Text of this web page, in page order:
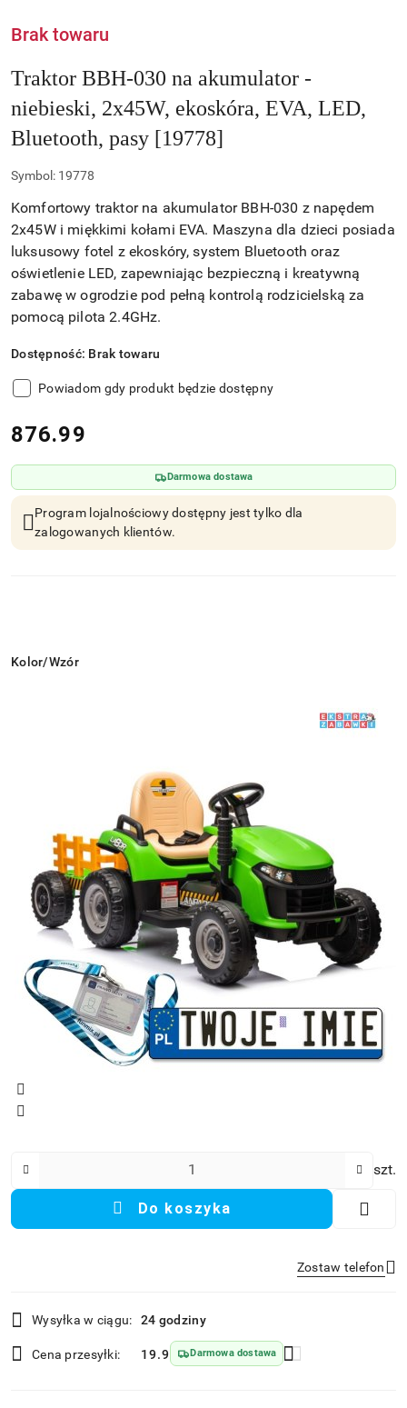
Brak towaru
Traktor BBH-030 na akumulator -
niebieski, 2x45W, ekoskóra, EVA, LED,
Bluetooth, pasy [19778]
Symbol: 19778
Komfortowy traktor na akumulator BBH-030 z napędem
2x45W i miękkimi kołami EVA. Maszyna dla dzieci posiada
luksusowy fotel z ekoskóry, system Bluetooth oraz
oświetlenie LED, zapewniając bezpieczną i kreatywną
zabawę w ogrodzie pod pełną kontrolą rodzicielską za
pomocą pilota 2.4GHz.
Dostępność: Brak towaru
Powiadom gdy produkt będzie dostępny
cena:
876.99
Darmowa dostawa
Program lojalnościowy dostępny jest tylko dla
zalogowanych klientów.
Wariant
Kolor/Wzór
szt.
Do koszyka
Zostaw telefon
Wyślij
i
dostawa
Wysyłka w ciągu: 24 godziny
Cena przesyłki: 19.9 Darmowa dostawa